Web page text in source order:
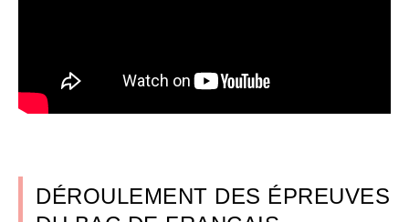
DÉROULEMENT DES ÉPREUVES